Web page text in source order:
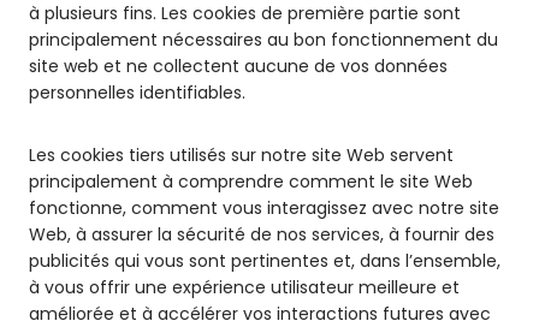
à plusieurs fins. Les cookies de première partie sont
principalement nécessaires au bon fonctionnement du
site web et ne collectent aucune de vos données
personnelles identifiables.
Les cookies tiers utilisés sur notre site Web servent
principalement à comprendre comment le site Web
fonctionne, comment vous interagissez avec notre site
Web, à assurer la sécurité de nos services, à fournir des
publicités qui vous sont pertinentes et, dans l’ensemble,
à vous offrir une expérience utilisateur meilleure et
améliorée et à accélérer vos interactions futures avec